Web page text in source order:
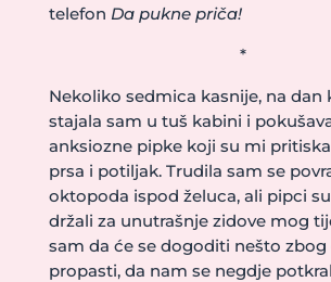
telefon Da pukne priča!
*
Nekoliko sedmica kasnije, na dan
stajala sam u tuš kabini i
anksiozne pipke koji su mi
prsa i potiljak. Trudila sam se
oktopoda ispod želuca, ali pipci
držali za unutrašnje zidove mog
sam da će se dogoditi nešto zbog
propasti, da nam se negdje